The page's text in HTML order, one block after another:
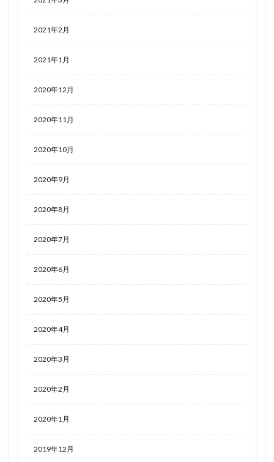
2021年2月
2021年1月
2020年12月
2020年11月
2020年10月
2020年9月
2020年8月
2020年7月
2020年6月
2020年5月
2020年4月
2020年3月
2020年2月
2020年1月
2019年12月